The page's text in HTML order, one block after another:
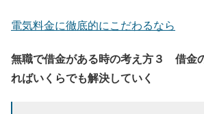
電気料金に徹底的にこだわるなら
無職で借金がある時の考え方３ 借金
ればいくらでも解決していく